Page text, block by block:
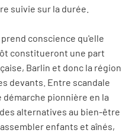
suivie sur la durée.
conscience qu'elle
constitueront une part
Barlin et donc la région
devants. Entre scandale
pionnière en la
alternatives au bien-être
enfants et aînés,